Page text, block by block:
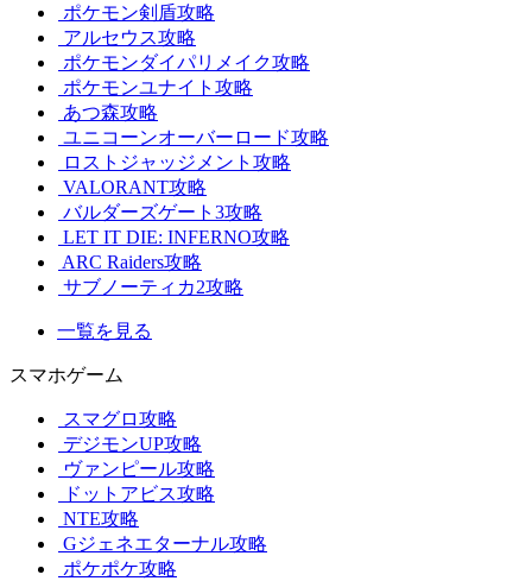
ポケモン剣盾攻略
アルセウス攻略
ポケモンダイパリメイク攻略
ポケモンユナイト攻略
あつ森攻略
ユニコーンオーバーロード攻略
ロストジャッジメント攻略
VALORANT攻略
バルダーズゲート3攻略
LET IT DIE: INFERNO攻略
ARC Raiders攻略
サブノーティカ2攻略
一覧を見る
スマホゲーム
スマグロ攻略
デジモンUP攻略
ヴァンピール攻略
ドットアビス攻略
NTE攻略
Gジェネエターナル攻略
ポケポケ攻略